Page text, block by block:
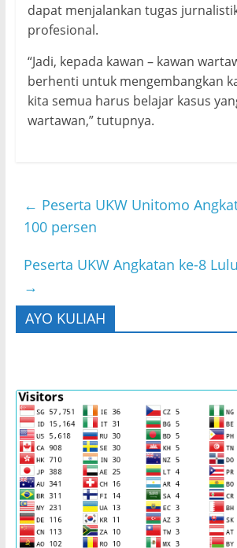
dapat menjalankan tugas
profesional.
“Jadi, kepada kawan – kawan
berhenti untuk mengembangkan
kita semua harus belajar kasus
wartawan,” tutupnya.
← Peserta UKW Unitomo
100 persen
Peserta UKW Angkatan ke-8
→
AYO KULIAH